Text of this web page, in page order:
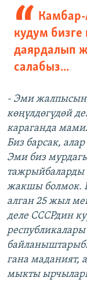
Камбар-
кудум
даярдалып
салабыз...
- Эми
көңүлдөгүдөй
караганда
Биз барсак, алар
Эми биз
тажрыйбаларды
жакшы болмок.
алган 25 жыл
деле СССРдин
гана маданият,
мыкты